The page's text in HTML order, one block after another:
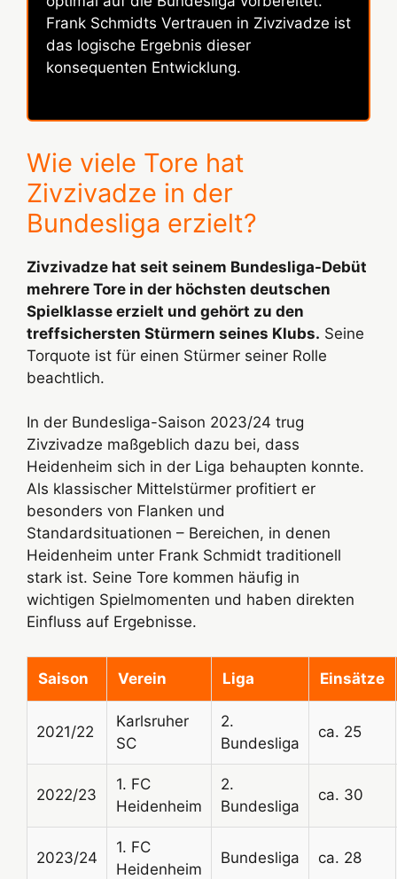
Frank Schmidts Vertrauen in Zivzivadze ist
das logische Ergebnis dieser
konsequenten Entwicklung.
Wie viele Tore hat
Zivzivadze in der
Bundesliga erzielt?
Zivzivadze hat seit seinem Bundesliga-Debüt
mehrere Tore in der höchsten deutschen
Spielklasse erzielt und gehört zu den
treffsichersten Stürmern seines Klubs. Seine
Torquote ist für einen Stürmer seiner Rolle
beachtlich.
In der Bundesliga-Saison 2023/24 trug
Zivzivadze maßgeblich dazu bei, dass
Heidenheim sich in der Liga behaupten konnte.
Als klassischer Mittelstürmer profitiert er
besonders von Flanken und
Standardsituationen – Bereichen, in denen
Heidenheim unter Frank Schmidt traditionell
stark ist. Seine Tore kommen häufig in
wichtigen Spielmomenten und haben direkten
Einfluss auf Ergebnisse.
Saison Verein Liga Einsätze
2021/22
Karlsruher
SC
2.
Bundesliga
ca. 25
2022/23
1. FC
Heidenheim
2.
Bundesliga
ca. 30
2023/24
1. FC
Heidenheim
Bundesliga ca. 28